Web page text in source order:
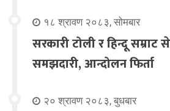
१८ श्रावण २०८३, सोमबार
सरकारी टोली र हिन्दू
समझदारी, आन्दोलन फिर्ता
२० श्रावण २०८३, बुधबार